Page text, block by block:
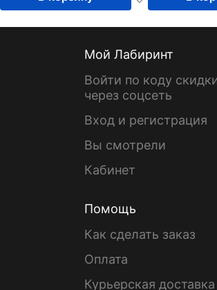
Мой Лабиринт
Войти по коду
через соцсеть
Вход и регистрация
Вы смотрели
Кабинет
Помощь
Как сделать заказ
Оплата
Курьерская доставка